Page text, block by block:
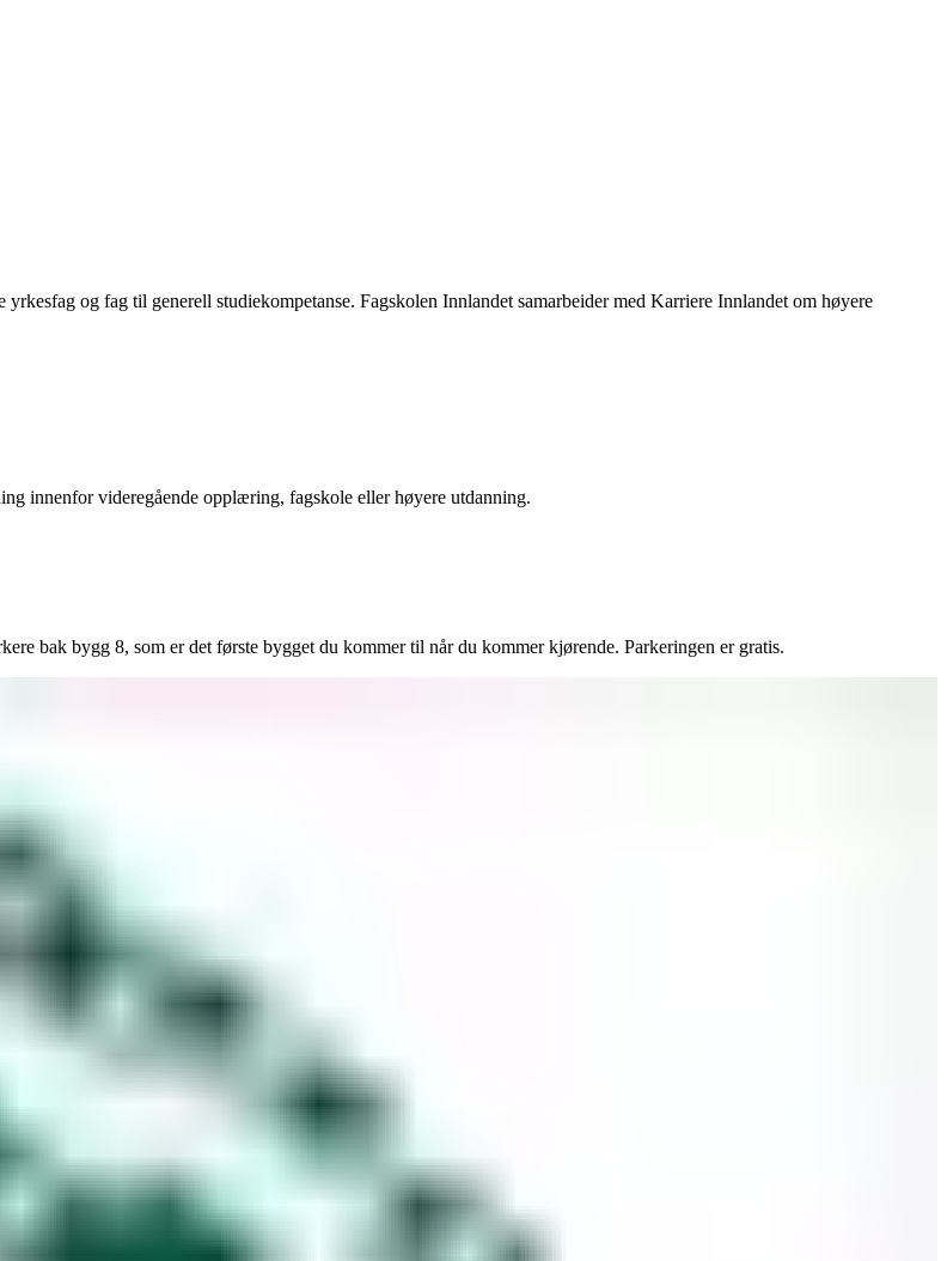
og fag til generell studiekompetanse. Fagskolen Innlandet samarbeider med Karriere Innlandet om høyere
innenfor videregående opplæring, fagskole eller høyere utdanning.
bak bygg 8, som er det første bygget du kommer til når du kommer kjørende. Parkeringen er gratis.